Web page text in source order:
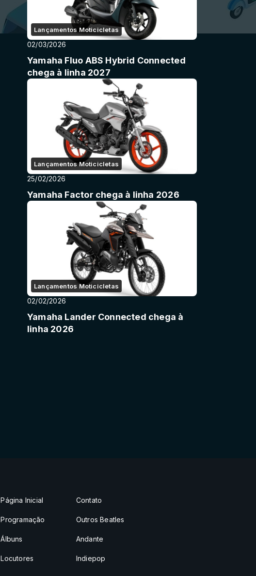
Lançamentos Moticicletas
02/03/2026
Yamaha Fluo ABS Hybrid Connected
chega à linha 2027
Lançamentos Moticicletas
25/02/2026
Yamaha Factor chega à linha 2026
Lançamentos Moticicletas
02/02/2026
Yamaha Lander Connected chega à
linha 2026
Página Inicial
Programação
Álbuns
Locutores
Contato
Outros Beatles
Andante
Indiepop